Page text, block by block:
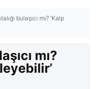
bulaşıcı mı? ‘Kalp
mı?